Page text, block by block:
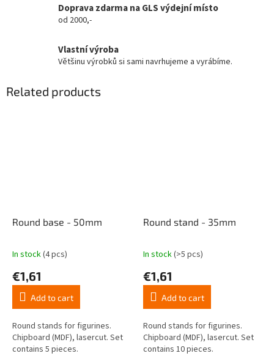
Doprava zdarma na GLS výdejní místo
od 2000,-
Vlastní výroba
Většinu výrobků si sami navrhujeme a vyrábíme.
Related products
Round base - 50mm
The
product
rating
out
of
5
In stock(4 pcs)
€1,61
Add to cart
Round stands for figurines.
Chipboard (MDF), lasercut. Set
contains 5 pieces.
Round stand - 35mm
The
product
rating
out
of
5
In stock(>5 pcs)
€1,61
Add to cart
Round stands for figurines.
Chipboard (MDF), lasercut. Set
contains 10 pieces.